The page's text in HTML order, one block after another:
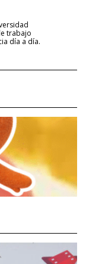
trabajo
día a día.